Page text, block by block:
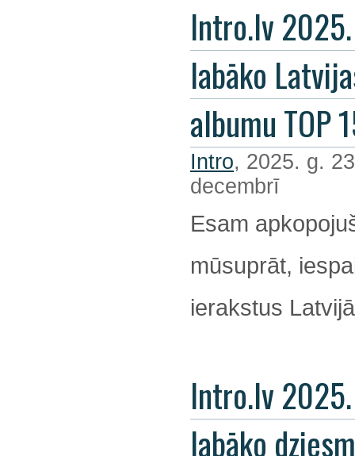
Intro.lv
labāko
albumu TOP
Intro, 2025. g.
decembrī
Esam
mūsuprāt,
ierakstus
Intro.lv
labāko